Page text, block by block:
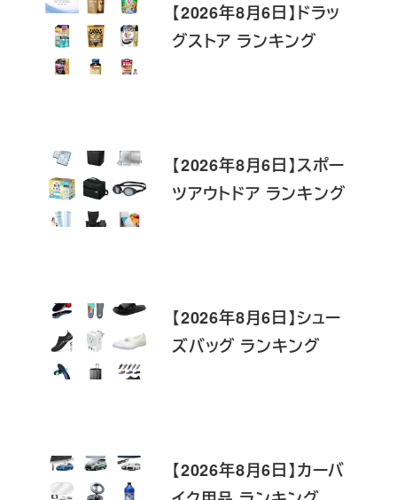
【2026年8月6日】ドラッ
グストア ランキング
【2026年8月6日】スポー
ツアウトドア ランキング
【2026年8月6日】シュー
ズバッグ ランキング
【2026年8月6日】カーバ